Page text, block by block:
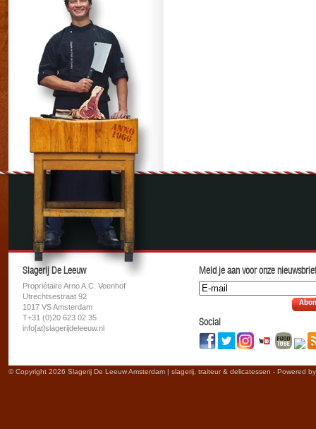
Slagerij De Leeuw
Propriétaire Arno A.C. Veenhof
Utrechtsestraat 92
1017 VS Amsterdam
T+31 (0)20 623 02 35
info[at]slagerijdeleeuw.nl
Meld je aan voor onze
Social
© Copyright 2026 Slagerij De Leeuw Amsterdam | slagerij, traiteur & delicatessen - Powered